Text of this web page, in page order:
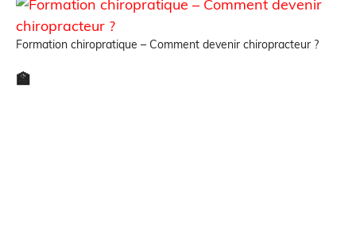
Formation chiropratique – Comment devenir chiropracteur ?
🏫